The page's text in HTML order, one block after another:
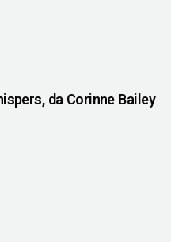
da Corinne Bailey